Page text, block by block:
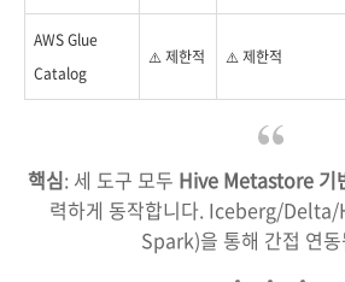
AWS Glue
Catalog
⚠️ 제한적 ⚠️ 제한적
핵심: 세 도구 모두 Hive Metastore 기
력하게 동작합니다. Iceberg/
Spark)을 통해 간접 연